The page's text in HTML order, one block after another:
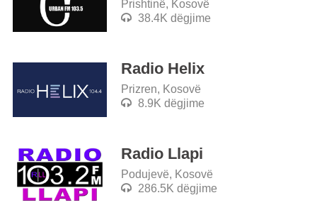
Prishtinë, Kosovë
38.4K dëgjime
Radio Helix
Prizren, Kosovë
8.9K dëgjime
Radio Llapi
Podujevë, Kosovë
286.5K dëgjime